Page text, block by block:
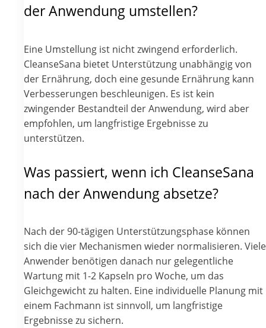
der Anwendung umstellen?
Eine Umstellung ist nicht zwingend erforderlich.
CleanseSana bietet Unterstützung unabhängig von
der Ernährung, doch eine gesunde Ernährung kann
Verbesserungen beschleunigen. Es ist kein
zwingender Bestandteil der Anwendung, wird aber
empfohlen, um langfristige Ergebnisse zu
unterstützen.
Was passiert, wenn ich CleanseSana
nach der Anwendung absetze?
Nach der 90-tägigen Unterstützungsphase können
sich die vier Mechanismen wieder normalisieren. Viele
Anwender benötigen danach nur gelegentliche
Wartung mit 1-2 Kapseln pro Woche, um das
Gleichgewicht zu halten. Eine individuelle Planung mit
einem Fachmann ist sinnvoll, um langfristige
Ergebnisse zu sichern.